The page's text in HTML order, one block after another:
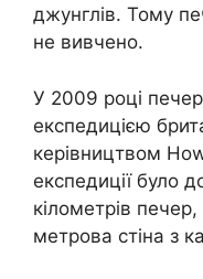
джунглів. Тому
не вивчено.
У 2009 році
експедицією
керівництвом
експедиції було
кілометрів
метрова стіна з